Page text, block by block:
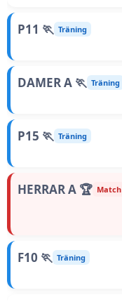
P11 🏃 Träning
DAMER A 🏃 Träning
P15 🏃 Träning
HERRAR A 🏆 Match
F10 🏃 Träning